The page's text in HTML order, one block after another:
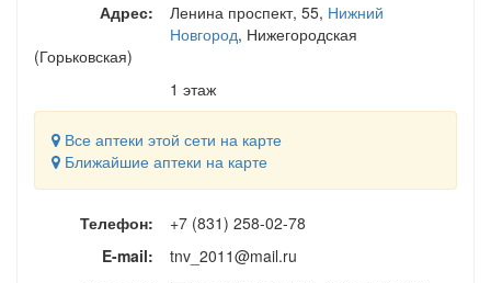
Адрес: Ленина проспект, 55, Нижний
Новгород, Нижегородская
(Горьковская)
1 этаж
Все аптеки этой сети на карте
Ближайшие аптеки на карте
Телефон:
+7 (831) 258-02-78
E-mail:
tnv_2011@mail.ru